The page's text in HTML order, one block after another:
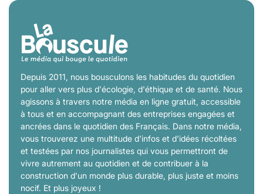
Depuis 2011, nous bousculons les habitudes du quotidien
pour aller vers plus d'écologie, d'éthique et de santé. Nous
agissons à travers notre média en ligne gratuit, accessible
à tous et en accompagnant des entreprises engagées et
ancrées dans le quotidien des Français. Dans notre média,
vous trouverez une multitude d'infos et d'idées récoltées
et testées par nos journalistes qui vous permettront de
vivre autrement au quotidien et de contribuer à la
construction d'un monde plus durable, plus juste et moins
nocif. Et plus joyeux !